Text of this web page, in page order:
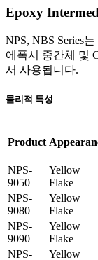
Epoxy
NPS, NBS Series
에폭시 중간체 및
서 사용됩니다.
물리적 특성
Product
NPS-
9050
Yellow
Flake
NPS-
9080
Yellow
Flake
NPS-
9090
Yellow
Flake
NPS-
Yellow